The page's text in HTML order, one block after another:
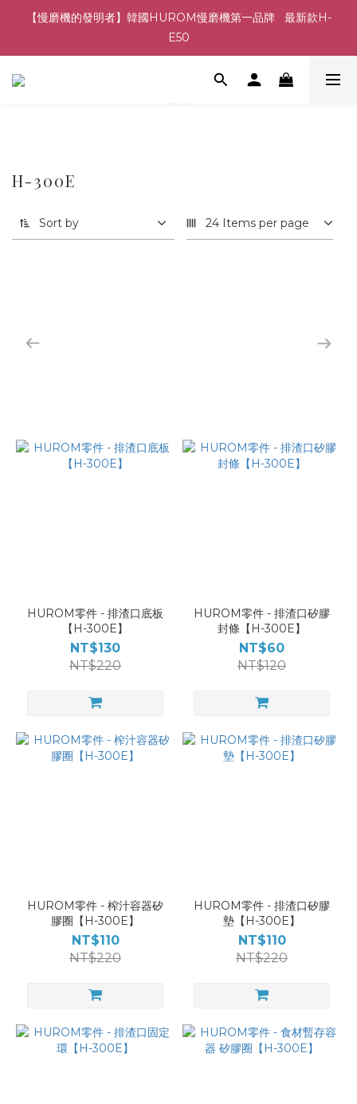
【慢磨機的發明者】韓國HUROM慢磨機第一品牌   最新款H-
E50
H-300E
Sort by 24 Items per page
HUROM零件 - 排渣口底板
【H-300E】
NT$130
NT$220
HUROM零件 - 排渣口矽膠
封條【H-300E】
NT$60
NT$120
HUROM零件 - 榨汁容器矽
膠圈【H-300E】
NT$110
NT$220
HUROM零件 - 排渣口矽膠
墊【H-300E】
NT$110
NT$220